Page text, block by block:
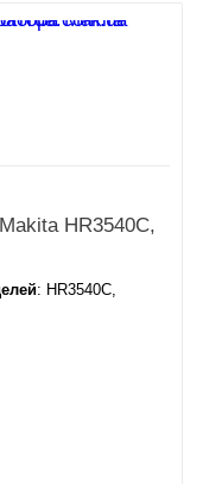
HR3540C,
: HR3540C,